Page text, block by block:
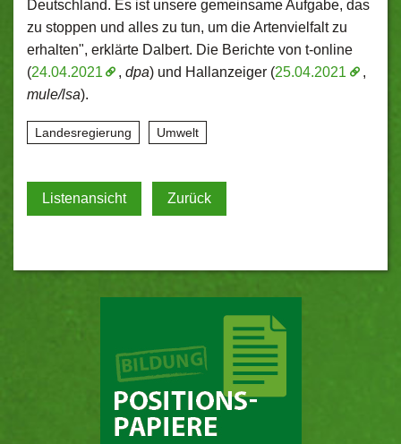
Deutschland. Es ist unsere gemeinsame Aufgabe, das
zu stoppen und alles zu tun, um die Artenvielfalt zu
erhalten", erklärte Dalbert. Die Berichte von t-online
(24.04.2021 ,dpa) und Hallanzeiger (25.04.2021
,
mule/lsa).
Landesregierung Umwelt
Listenansicht Zurück